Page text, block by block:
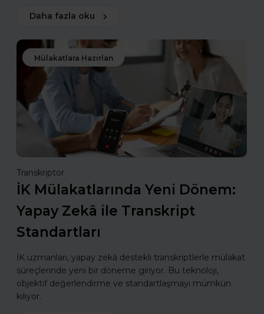
Daha fazla oku
Mülakatlara Hazırlan
Transkriptor
İK Mülakatlarında Yeni Dönem:
Yapay Zekâ ile Transkript
Standartları
İK uzmanları, yapay zekâ destekli transkriptlerle mülakat
süreçlerinde yeni bir döneme giriyor. Bu teknoloji,
objektif değerlendirme ve standartlaşmayı mümkün
kılıyor.